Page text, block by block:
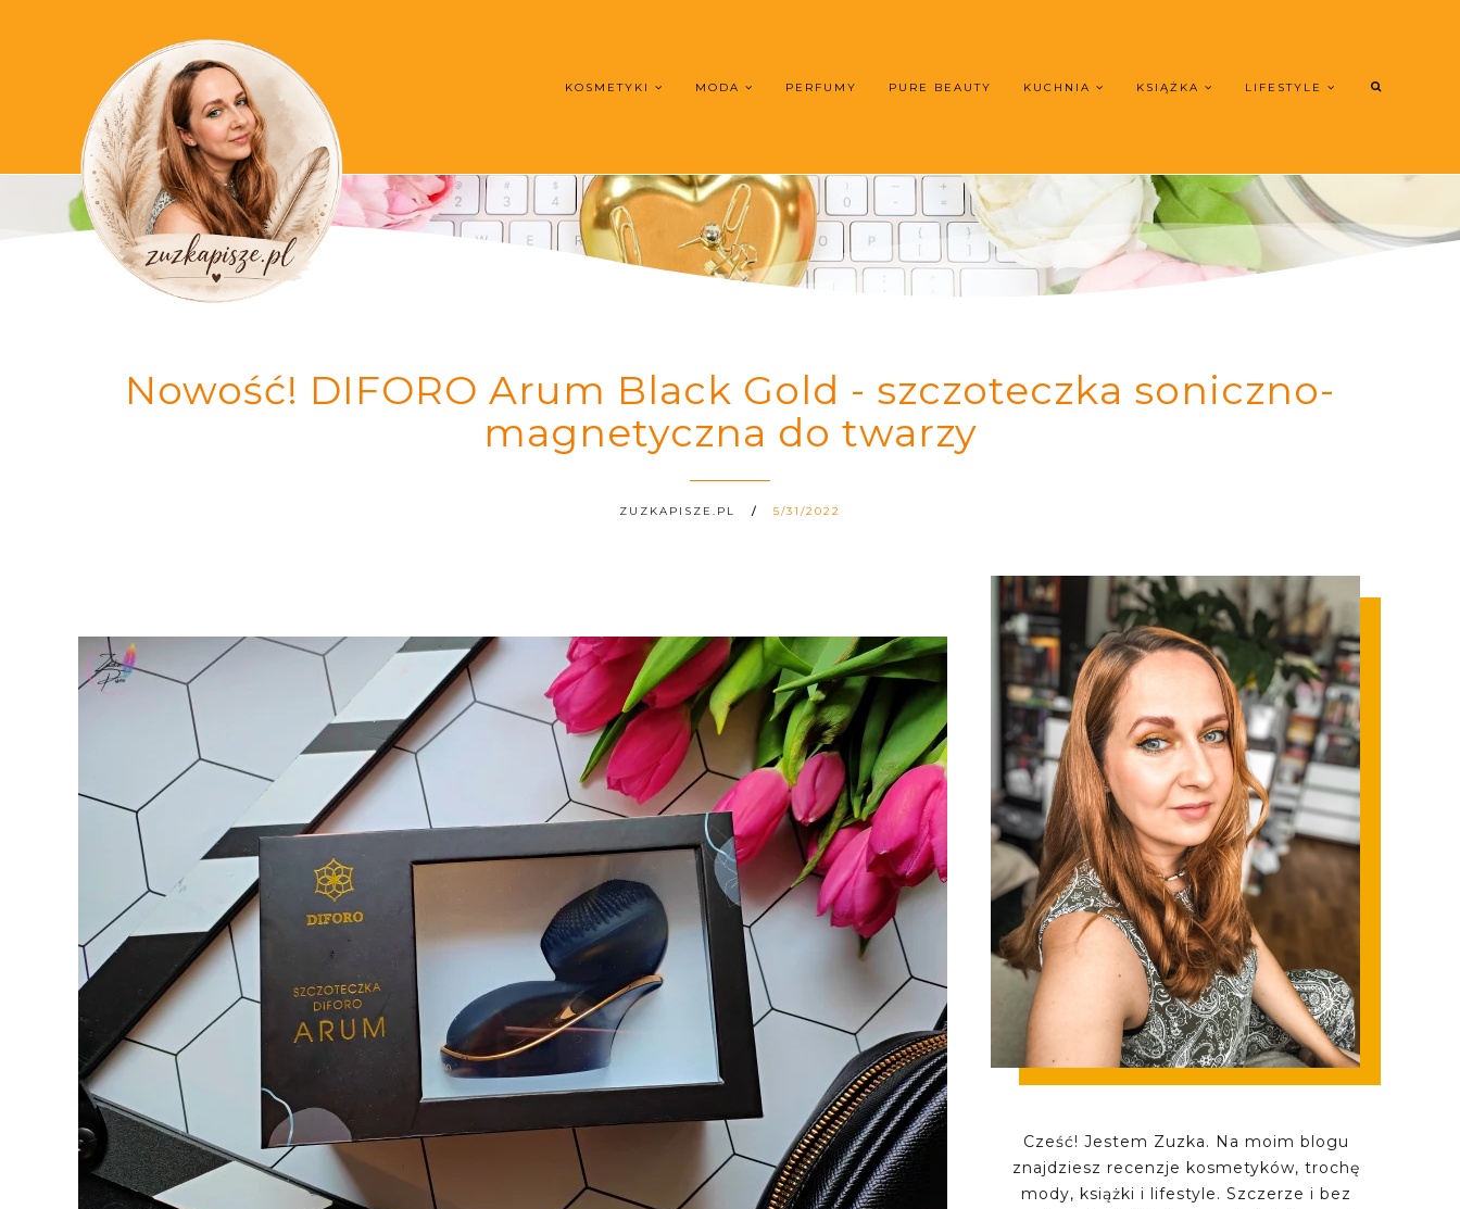
KOSMETYKI MODA PERFUMY PURE BEAUTY KUCHNIA KSIĄŻKA LIFESTYLE
Nowość! DIFORO Arum Black Gold - szczoteczka soniczno-
magnetyczna do twarzy
ZUZKAPISZE.PL 5/31/2022
Cześć! Jestem Zuzka. Na moim blogu
znajdziesz recenzje kosmetyków, trochę
mody, książki i lifestyle. Szczerze i bez